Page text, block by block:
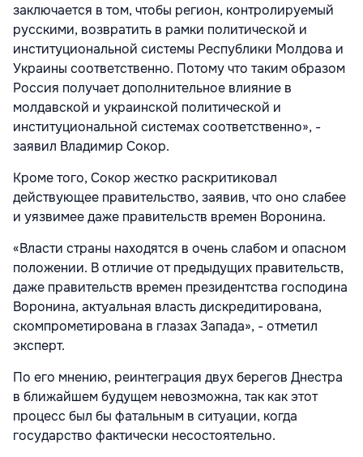
заключается в том, чтобы регион, контролируемый
русскими, возвратить в рамки политической и
институциональной системы Республики Молдова и
Украины соответственно. Потому что таким образом
Россия получает дополнительное влияние в
молдавской и украинской политической и
институциональной системах соответственно», -
заявил Владимир Сокор.
Кроме того, Сокор жестко раскритиковал
действующее правительство, заявив, что оно слабее
и уязвимее даже правительств времен Воронина.
«Власти страны находятся в очень слабом и опасном
положении. В отличие от предыдущих правительств,
даже правительств времен президентства господина
Воронина, актуальная власть дискредитирована,
скомпрометирована в глазах Запада», - отметил
эксперт.
По его мнению, реинтеграция двух берегов Днестра
в ближайшем будущем невозможна, так как этот
процесс был бы фатальным в ситуации, когда
государство фактически несостоятельно.